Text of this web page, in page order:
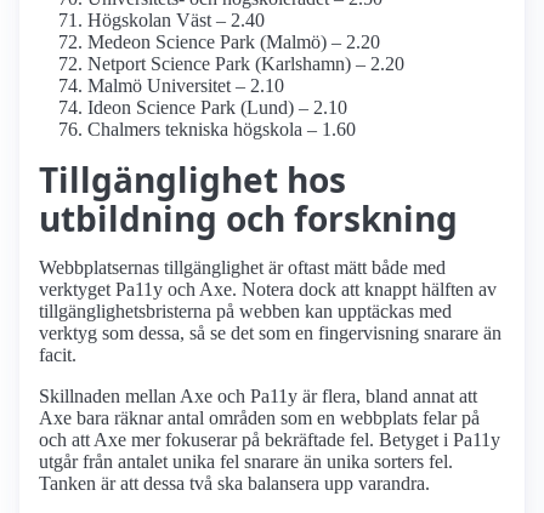
Högskolan Väst – 2.40
Medeon Science Park (Malmö) – 2.20
Netport Science Park (Karlshamn) – 2.20
Malmö Universitet – 2.10
Ideon Science Park (Lund) – 2.10
Chalmers tekniska högskola – 1.60
Tillgänglighet hos
utbildning och forskning
Webbplatsernas tillgänglighet är oftast mätt både med
verktyget Pa11y och Axe. Notera dock att knappt hälften av
tillgänglighetsbristerna på webben kan upptäckas med
verktyg som dessa, så se det som en fingervisning snarare än
facit.
Skillnaden mellan Axe och Pa11y är flera, bland annat att
Axe bara räknar antal områden som en webbplats felar på
och att Axe mer fokuserar på bekräftade fel. Betyget i Pa11y
utgår från antalet unika fel snarare än unika sorters fel.
Tanken är att dessa två ska balansera upp varandra.